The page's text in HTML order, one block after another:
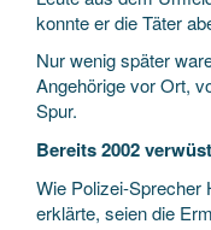
konnte er die Täter
Nur wenig später
Angehörige vor Ort,
Spur.
Bereits 2002
Wie Polizei-Sprecher
erklärte, seien die